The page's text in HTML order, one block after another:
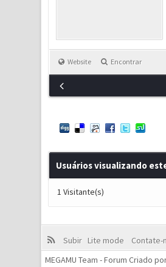
Website Encontrar
Usuários visualizando
1 Visitante(s)
Subir Lite mode
Contate-
MEGAMU Team - Forum Criado